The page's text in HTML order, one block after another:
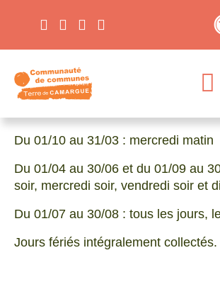
Du 01/10 au 31/03 : mercredi matin
Du 01/04 au 30/06 et du 01/09 au
soir, mercredi soir, vendredi soir et
Du 01/07 au 30/08 : tous les jours,
Jours fériés intégralement collectés.